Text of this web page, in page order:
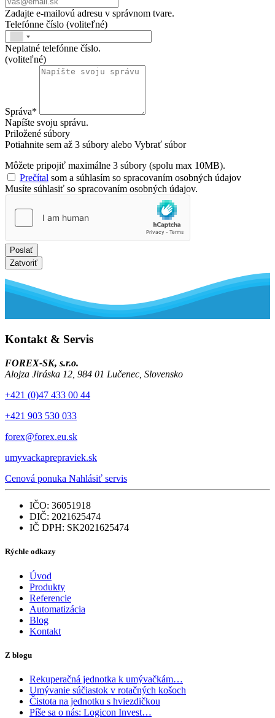
Zadajte e-mailovú adresu v správnom tvare.
Telefónne číslo (voliteľné)
Neplatné telefónne číslo.
(voliteľné)
Správa*
Napíšte svoju správu.
Priložené súbory
Potiahnite sem až 3 súbory alebo Vybrať súbor
Môžete pripojiť maximálne 3 súbory (spolu max 10MB).
Prečítal som a súhlasím so spracovaním osobných údajov
Musíte súhlasiť so spracovaním osobných údajov.
Poslať
Zatvoriť
Kontakt & Servis
FOREX-SK, s.r.o.
Alojza Jiráska 12, 984 01 Lučenec, Slovensko
+421 (0)47 433 00 44
+421 903 530 033
forex@forex.eu.sk
umyvackaprepraviek.sk
Cenová ponuka Nahlásiť servis
IČO: 36051918
DIČ: 2021625474
IČ DPH: SK2021625474
Rýchle odkazy
Úvod
Produkty
Referencie
Automatizácia
Blog
Kontakt
Z blogu
Rekuperačná jednotka k umývačkám…
Umývanie súčiastok v rotačných košoch
Čistota na jednotku s hviezdičkou
Píše sa o nás: Logicon Invest…